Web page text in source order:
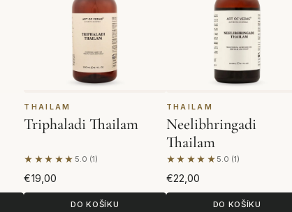
THAILAM
Triphaladi Thailam
★★★★★ 5.0 (1)
Na základě 1 hodnocení
€19,00
DO KOŠÍKU
THAILAM
Neelibhringadi
Thailam
★★★★★ 5.0 (1)
Na základě 1 hodnocení
€22,00
DO KOŠÍKU